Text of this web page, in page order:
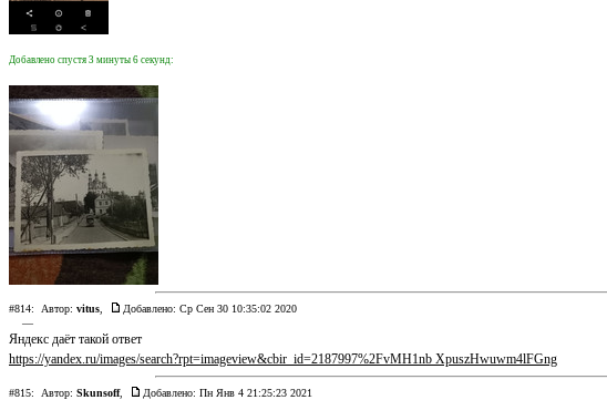
Добавлено спустя 3 минуты 6 секунд:
#814: Автор: vitus
Добавлено: Ср Сен 30 10:35:02 2020
—
Яндекс даёт такой ответ
https://yandex.ru/images/search?rpt=imageview&cbir_id=2187997%2FvMH1nb XpuszHwuwm4lFGng
#815: Автор: Skunsoff,
Добавлено: Пн Янв 4 21:25:23 2021